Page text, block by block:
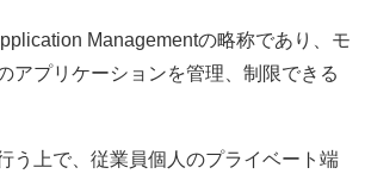
Managementの略称であり、モ
アプリケーションを管理、制限できる
う上で、従業員個人のプライベート端